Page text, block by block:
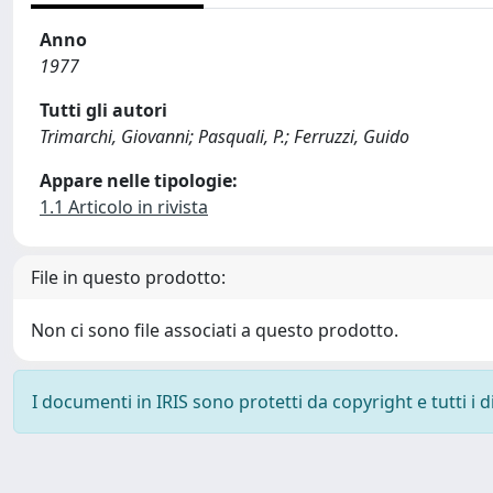
Anno
1977
Tutti gli autori
Trimarchi, Giovanni; Pasquali, P.; Ferruzzi, Guido
Appare nelle tipologie:
1.1 Articolo in rivista
File in questo prodotto:
Non ci sono file associati a questo prodotto.
I documenti in IRIS sono protetti da copyright e tutti i